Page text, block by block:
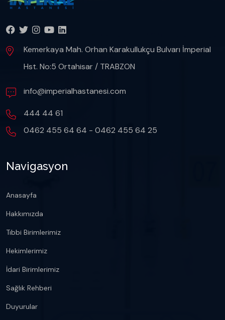
Kemerkaya Mah. Orhan Karakullukçu Bulvarı İmperial
Hst. No:5 Ortahisar / TRABZON
info@imperialhastanesi.com
444 44 61
0462 455 64 64 - 0462 455 64 25
Navigasyon
Anasayfa
Hakkımızda
Tıbbi Birimlerimiz
Hekimlerimiz
İdari Birimlerimiz
Sağlık Rehberi
Duyurular